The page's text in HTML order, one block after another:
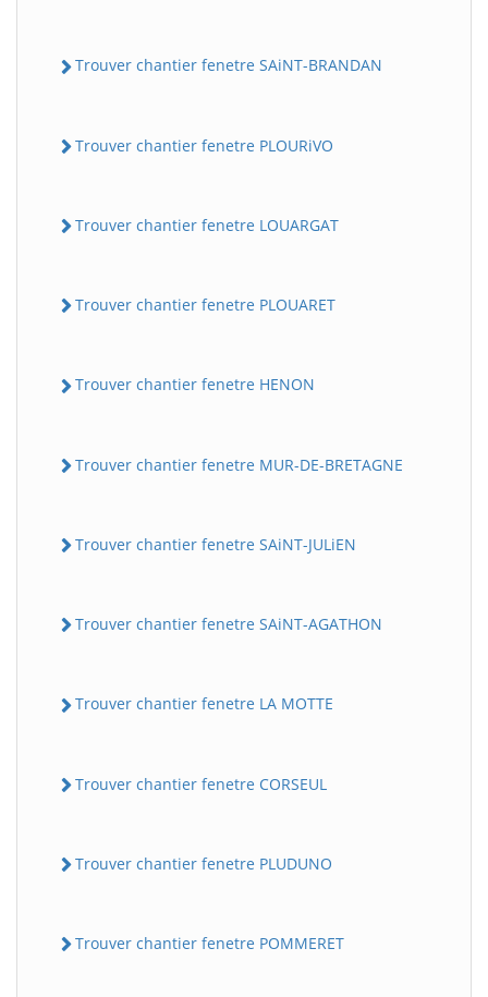
Trouver chantier fenetre SAiNT-BRANDAN
Trouver chantier fenetre PLOURiVO
Trouver chantier fenetre LOUARGAT
Trouver chantier fenetre PLOUARET
Trouver chantier fenetre HENON
Trouver chantier fenetre MUR-DE-BRETAGNE
Trouver chantier fenetre SAiNT-JULiEN
Trouver chantier fenetre SAiNT-AGATHON
Trouver chantier fenetre LA MOTTE
Trouver chantier fenetre CORSEUL
Trouver chantier fenetre PLUDUNO
Trouver chantier fenetre POMMERET